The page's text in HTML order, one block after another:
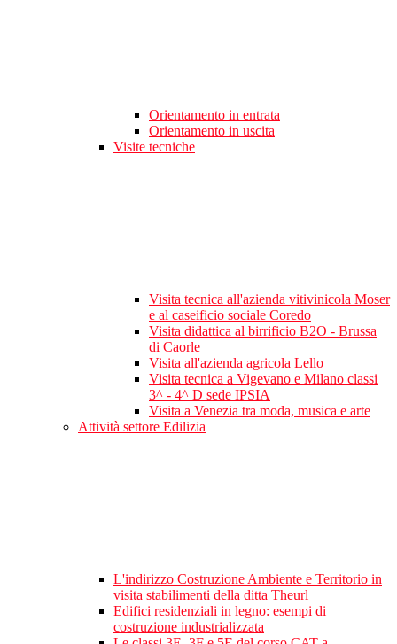
Orientamento in entrata
Orientamento in uscita
Visite tecniche
Visita tecnica all'azienda vitivinicola Moser
e al caseificio sociale Coredo
Visita didattica al birrificio B2O - Brussa
di Caorle
Visita all'azienda agricola Lello
Visita tecnica a Vigevano e Milano classi
3^ - 4^ D sede IPSIA
Visita a Venezia tra moda, musica e arte
Attività settore Edilizia
L'indirizzo Costruzione Ambiente e Territorio in
visita stabilimenti della ditta Theurl
Edifici residenziali in legno: esempi di
costruzione industrializzata